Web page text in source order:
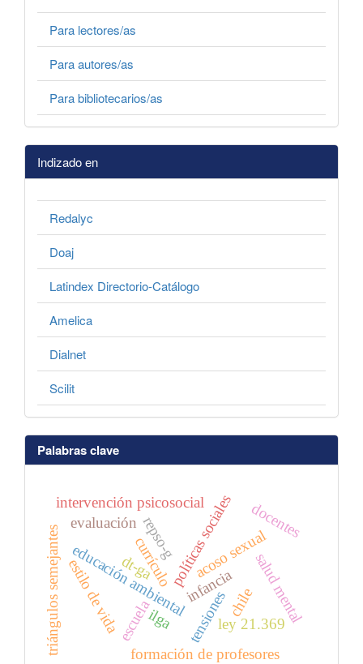
Para lectores/as
Para autores/as
Para bibliotecarios/as
Indizado en
Redalyc
Doaj
Latindex Directorio-Catálogo
Amelica
Dialnet
Scilit
Palabras clave
políticas sociales
infancia
intervención psicosocial
tensiones
formación de profesores
educación ambiental
currículo
escuela ley 21.369
acoso sexual
chile
repso-g
ilga
dt-ga salud mental
docentes
estilo de vida
triángulos semejantes
evaluación